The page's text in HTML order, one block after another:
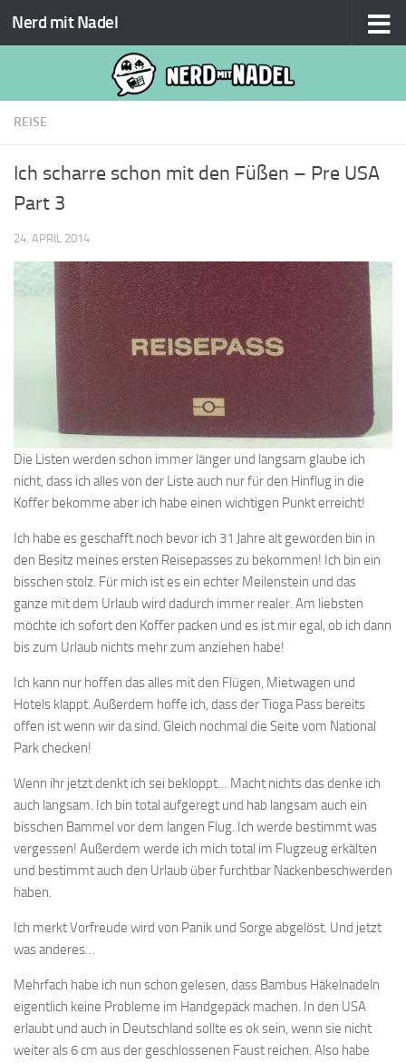
Zum Inhalt springen
Nerd mit Nadel
REISE
Ich scharre schon mit den Füßen – Pre USA
Part 3
24. APRIL 2014
Die Listen werden schon immer länger und langsam glaube ich
nicht, dass ich alles von der Liste auch nur für den Hinflug in die
Koffer bekomme aber ich habe einen wichtigen Punkt erreicht!
Ich habe es geschafft noch bevor ich 31 Jahre alt geworden bin in
den Besitz meines ersten Reisepasses zu bekommen! Ich bin ein
bisschen stolz. Für mich ist es ein echter Meilenstein und das
ganze mit dem Urlaub wird dadurch immer realer. Am liebsten
möchte ich sofort den Koffer packen und es ist mir egal, ob ich dann
bis zum Urlaub nichts mehr zum anziehen habe!
Ich kann nur hoffen das alles mit den Flügen, Mietwagen und
Hotels klappt. Außerdem hoffe ich, dass der Tioga Pass bereits
offen ist wenn wir da sind. Gleich nochmal die Seite vom National
Park checken!
Wenn ihr jetzt denkt ich sei bekloppt… Macht nichts das denke ich
auch langsam. Ich bin total aufgeregt und hab langsam auch ein
bisschen Bammel vor dem langen Flug. Ich werde bestimmt was
vergessen! Außerdem werde ich mich total im Flugzeug erkälten
und bestimmt auch den Urlaub über furchtbar Nackenbeschwerden
haben.
Ich merkt Vorfreude wird von Panik und Sorge abgelöst. Und jetzt
was anderes…
Mehrfach habe ich nun schon gelesen, dass Bambus Häkelnadeln
eigentlich keine Probleme im Handgepäck machen. In den USA
erlaubt und auch in Deutschland sollte es ok sein, wenn sie nicht
weiter als 6 cm aus der geschlossenen Faust reichen. Also habe